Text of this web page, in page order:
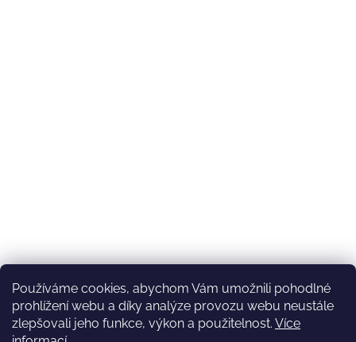
Používáme cookies, abychom Vám umožnili pohodlné
prohlížení webu a díky analýze provozu webu neustále
zlepšovali jeho funkce, výkon a použitelnost. Více